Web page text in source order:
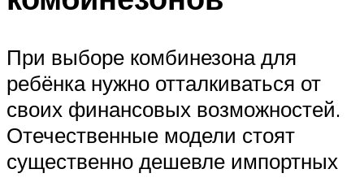
При выборе комбинезона для
ребёнка нужно отталкиваться от
своих финансовых возможностей.
Отечественные модели стоят
существенно дешевле импортных